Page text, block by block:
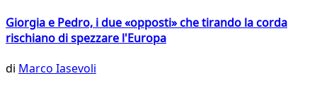
Giorgia e Pedro, i due «opposti» che tirando la corda
rischiano di spezzare l'Europa
di Marco Iasevoli